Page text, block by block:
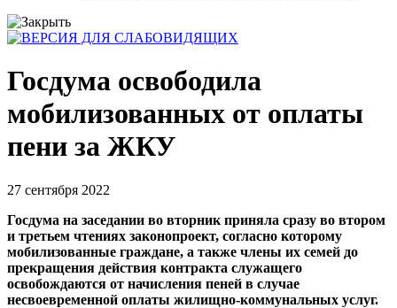
Госдума освободила
мобилизованных от оплаты
пени за ЖКУ
27 сентября 2022
Госдума на заседании во вторник приняла сразу во втором
и третьем чтениях законопроект, согласно которому
мобилизованные граждане, а также члены их семей до
прекращения действия контракта служащего
освобождаются от начисления пеней в случае
несвоевременной оплаты жилищно-коммунальных услуг.